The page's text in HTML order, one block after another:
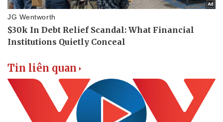
Hậu trường
Tin liên quan